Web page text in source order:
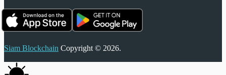
Siam Blockchain Copyright © 2026.